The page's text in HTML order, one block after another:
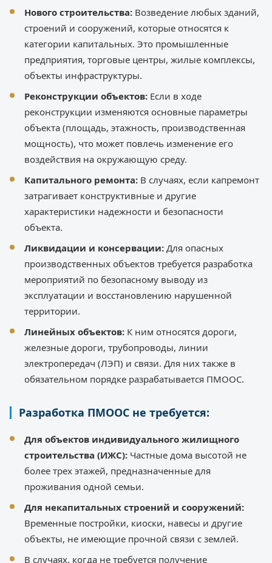
Нового строительства: Возведение любых зданий,
строений и сооружений, которые относятся к
категории капитальных. Это промышленные
предприятия, торговые центры, жилые комплексы,
объекты инфраструктуры.
Реконструкции объектов: Если в ходе
реконструкции изменяются основные параметры
объекта (площадь, этажность, производственная
мощность), что может повлечь изменение его
воздействия на окружающую среду.
Капитального ремонта: В случаях, если капремонт
затрагивает конструктивные и другие
характеристики надежности и безопасности
объекта.
Ликвидации и консервации: Для опасных
производственных объектов требуется разработка
мероприятий по безопасному выводу из
эксплуатации и восстановлению нарушенной
территории.
Линейных объектов: К ним относятся дороги,
железные дороги, трубопроводы, линии
электропередач (ЛЭП) и связи. Для них также в
обязательном порядке разрабатывается ПМООС.
Разработка ПМООС не требуется:
Для объектов индивидуального жилищного
строительства (ИЖС): Частные дома высотой не
более трех этажей, предназначенные для
проживания одной семьи.
Для некапитальных строений и сооружений:
Временные постройки, киоски, навесы и другие
объекты, не имеющие прочной связи с землей.
В случаях, когда не требуется получение